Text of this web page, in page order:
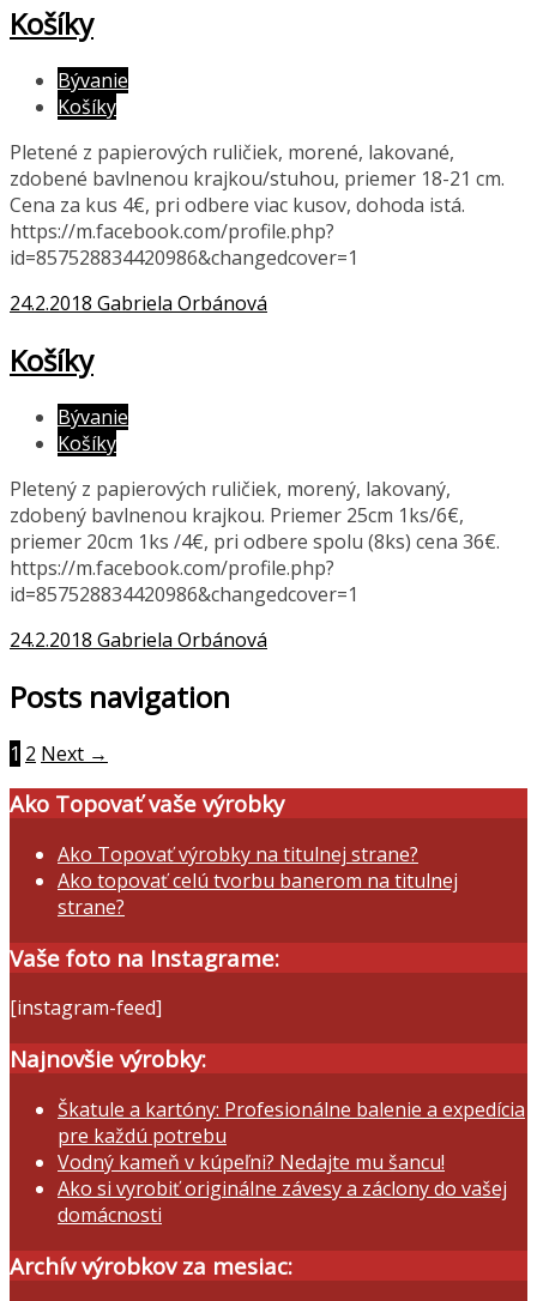
Košíky
Bývanie
Košíky
Pletené z papierových ruličiek, morené, lakované,
zdobené bavlnenou krajkou/stuhou, priemer 18-21 cm.
Cena za kus 4€, pri odbere viac kusov, dohoda istá.
https://m.facebook.com/profile.php?
id=857528834420986&changedcover=1
24.2.2018 Gabriela Orbánová
Košíky
Bývanie
Košíky
Pletený z papierových ruličiek, morený, lakovaný,
zdobený bavlnenou krajkou. Priemer 25cm 1ks/6€,
priemer 20cm 1ks /4€, pri odbere spolu (8ks) cena 36€.
https://m.facebook.com/profile.php?
id=857528834420986&changedcover=1
24.2.2018 Gabriela Orbánová
Posts navigation
1 2 Next →
Ako Topovať vaše výrobky
Ako Topovať výrobky na titulnej strane?
Ako topovať celú tvorbu banerom na titulnej
strane?
Vaše foto na Instagrame:
[instagram-feed]
Najnovšie výrobky:
Škatule a kartóny: Profesionálne balenie a expedícia
pre každú potrebu
Vodný kameň v kúpeľni? Nedajte mu šancu!
Ako si vyrobiť originálne závesy a záclony do vašej
domácnosti
Archív výrobkov za mesiac: